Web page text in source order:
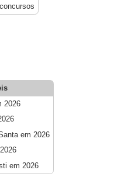
2026
em 2026
em 2026